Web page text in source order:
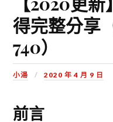
得完整分享
740）
小湯 2020 年 4 月 9 日
前言